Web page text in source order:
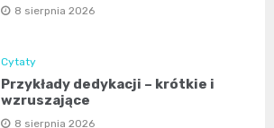
8 sierpnia 2026
Cytaty
Przykłady dedykacji – krótkie i
wzruszające
8 sierpnia 2026